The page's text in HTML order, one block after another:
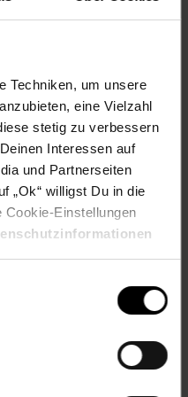
Techniken, um unsere
eine Vielzahl
stetig zu verbessern
Interessen auf
und Partnerseiten
„Ok“ willigst Du in die
Cookie-Einstellungen
ELS
Produkt